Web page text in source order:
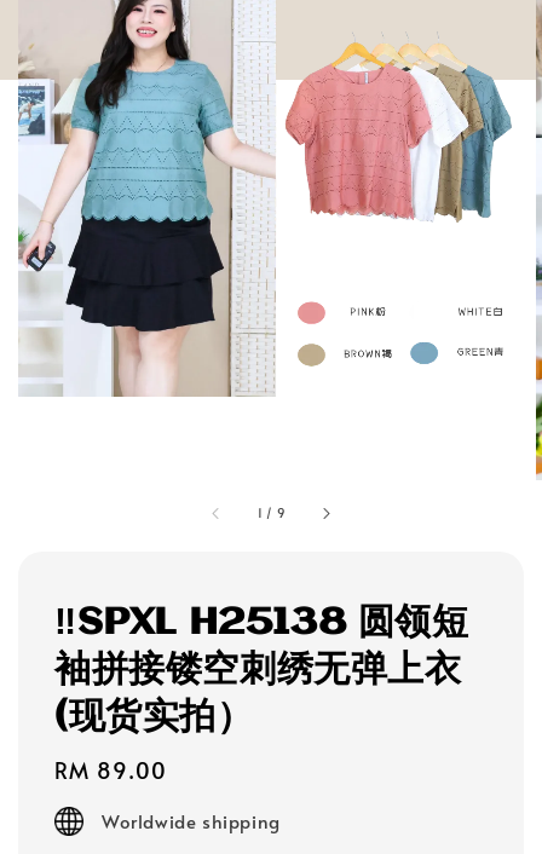
1 / 9
‼️SPXL H25138 圆领短
袖拼接镂空刺绣无弹上衣
(现货实拍）
Regular
price
RM 89.00
Worldwide shipping